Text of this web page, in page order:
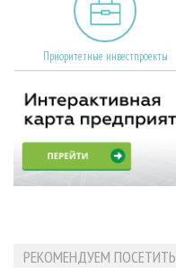
Приоритетные инвестпроекты
РЕКОМЕНДУЕМ ПОСЕТИТЬ